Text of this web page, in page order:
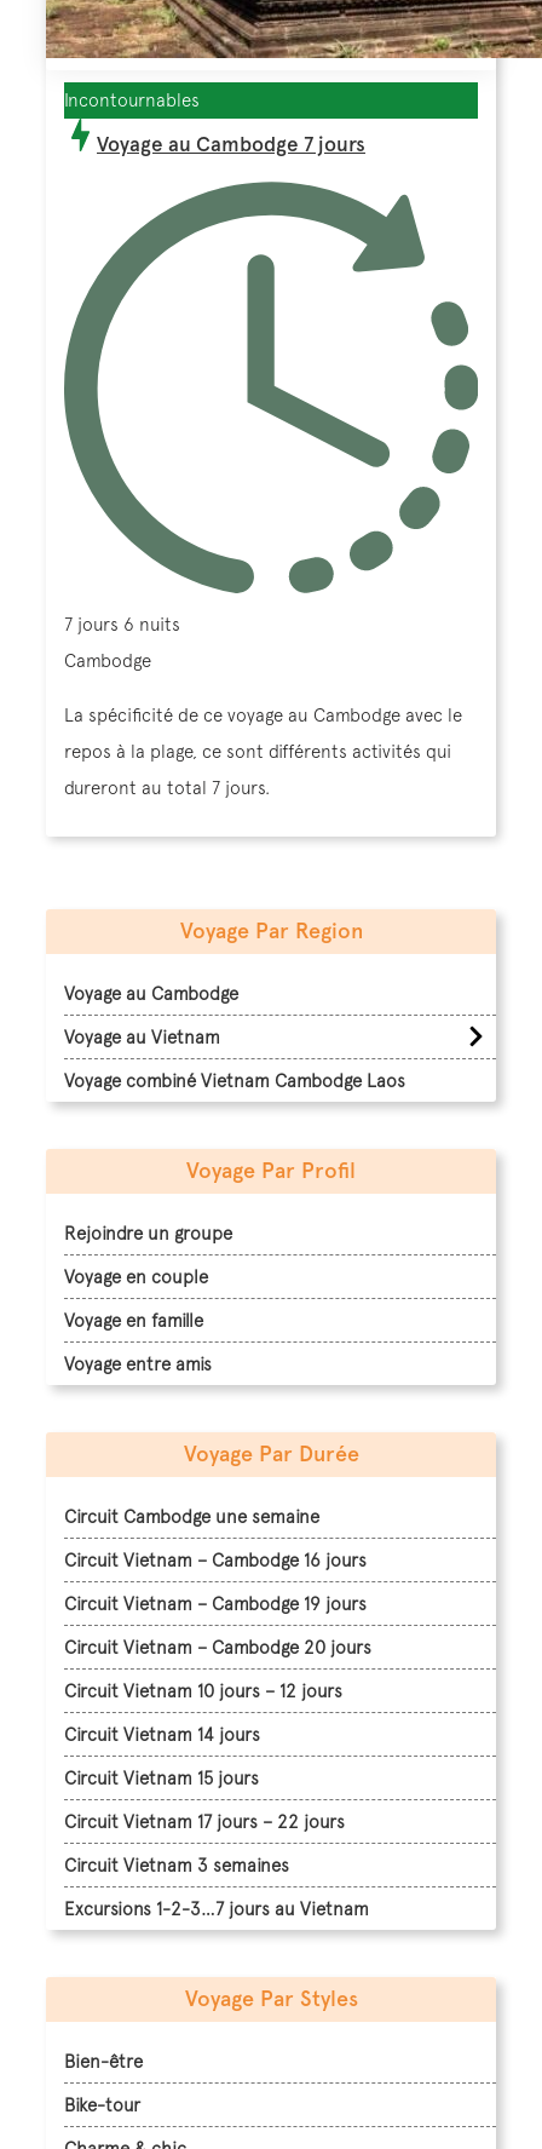
Incontournables
Voyage au Cambodge 7 jours
7 jours 6 nuits
Cambodge
La spécificité de ce voyage au Cambodge avec le
repos à la plage, ce sont différents activités qui
dureront au total 7 jours.
Voyage Par Region
Voyage au Cambodge
Voyage au Vietnam
Voyage combiné Vietnam Cambodge Laos
Voyage Par Profil
Rejoindre un groupe
Voyage en couple
Voyage en famille
Voyage entre amis
Voyage Par Durée
Circuit Cambodge une semaine
Circuit Vietnam – Cambodge 16 jours
Circuit Vietnam – Cambodge 19 jours
Circuit Vietnam – Cambodge 20 jours
Circuit Vietnam 10 jours – 12 jours
Circuit Vietnam 14 jours
Circuit Vietnam 15 jours
Circuit Vietnam 17 jours – 22 jours
Circuit Vietnam 3 semaines
Excursions 1-2-3…7 jours au Vietnam
Voyage Par Styles
Bien-être
Bike-tour